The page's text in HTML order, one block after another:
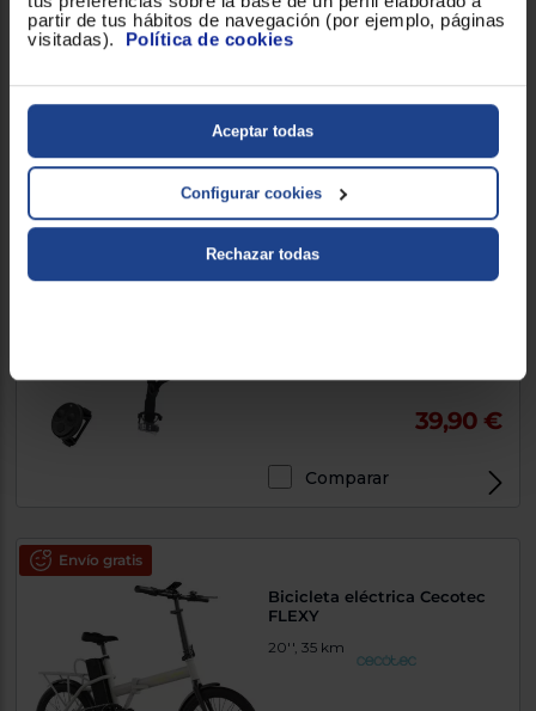
partir de tus hábitos de navegación (por ejemplo, páginas
visitadas). Política de cookies
Aceptar todas
Configurar cookies
Rechazar todas
29,90 €
Comparar
Envío gratis
Casco Cecotec BRAINGUARD
FLASH S-M
39,90 €
Comparar
Envío gratis
Bicicleta eléctrica Cecotec
FLEXY
20'', 35 km